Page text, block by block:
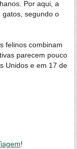
Por aqui, a
gatos, segundo o
felinos combinam
parecem pouco
Unidos e em 17 de
!